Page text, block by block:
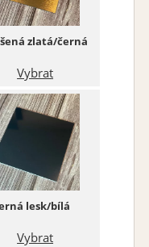
zlatá/černá
Vybrat
lesk/bílá
Vybrat